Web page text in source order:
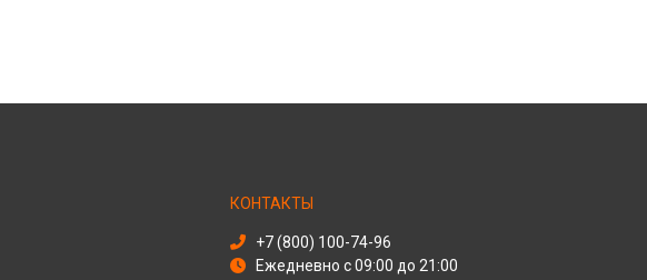
КОНТАКТЫ
+7 (800) 100-74-96
Ежедневно с 09:00 до 21:00